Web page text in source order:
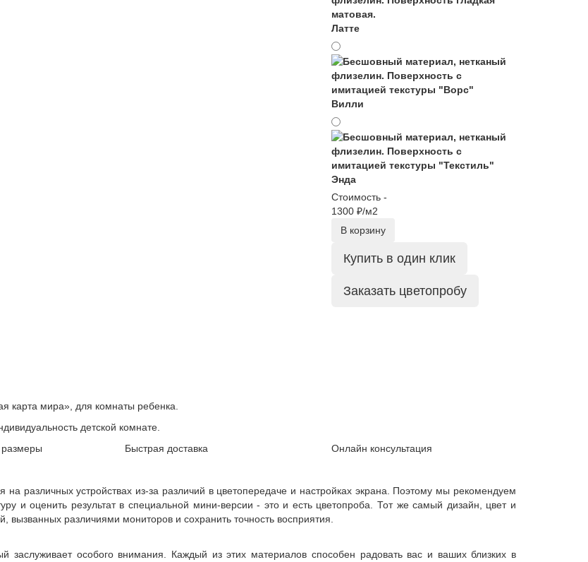
Латте
Вилли
Энда
Стоимость -
1300 ₽/м2
В корзину
Купить в один клик
Заказать цветопробу
карта мира», для комнаты ребенка.
детской комнате.
Быстрая доставка
Онлайн консультация
на различных устройствах из-за различий в цветопередаче и настройках экрана. Поэтому мы рекомендуем
и оценить результат в специальной мини-версии - это и есть цветопроба. Тот же самый дизайн, цвет и
различиями мониторов и сохранить точность восприятия.
заслуживает особого внимания. Каждый из этих материалов способен радовать вас и ваших близких в